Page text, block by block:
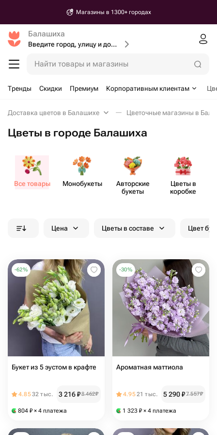
Магазины в 1300+ городах
Балашиха
Введите город, улицу и дом доставки
Найти товары и магазины
Тренды Скидки Премиум Корпоративным клиентам
Доставка цветов в Балашихе Цветочные магазины в
Цветы в городе Балашиха
Все товары Моно​букеты
Авторские
букеты
Цветы в
коробке
Цена Цветы в составе Цвет
-62%
Букет из 5 эустом в крафте
4.8532 тыс. 3 216₽8 462₽
804 ₽ × 4 платежа
-30%
Ароматная маттиола
4.9521 тыс. 5 290₽7 557₽
1 323 ₽ × 4 платежа